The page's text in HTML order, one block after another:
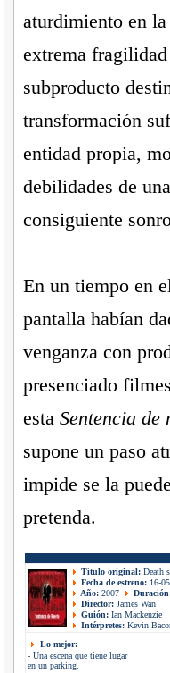
aturdimiento en
extrema
subproducto
transformación
entidad propia,
debilidades de
consiguiente
En un tiempo en
pantalla habían
venganza con
presenciado
esta Sentencia de
supone un paso
impide se la
pretenda.
Título original: Death
Fecha de estreno: 16-
Año: 2007
Director: James Wan
Guión: Ian Mackenzie
Intérpretes: Kevin
Lo mejor:
- Una escena que tiene lugar
en un parking.